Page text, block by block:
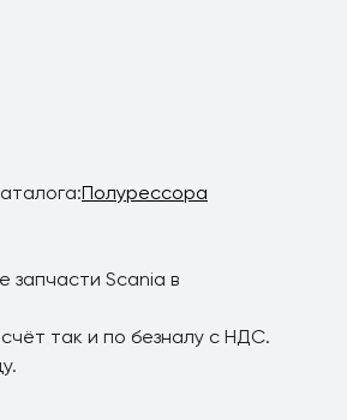
Полурессора
запчасти Scania в
так и по безналу с НДС.